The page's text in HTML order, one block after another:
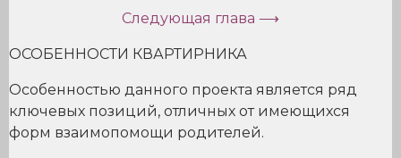
Следующая глава ⟶
ОСОБЕННОСТИ КВАРТИРНИКА
Особенностью данного проекта является ряд
ключевых позиций, отличных от имеющихся
форм взаимопомощи родителей.